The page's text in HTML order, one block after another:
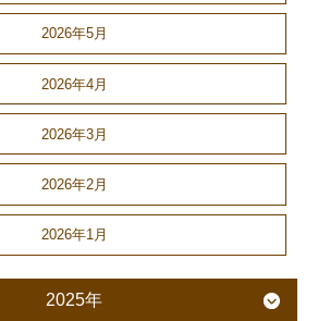
2026年5月
2026年4月
2026年3月
2026年2月
2026年1月
2025年